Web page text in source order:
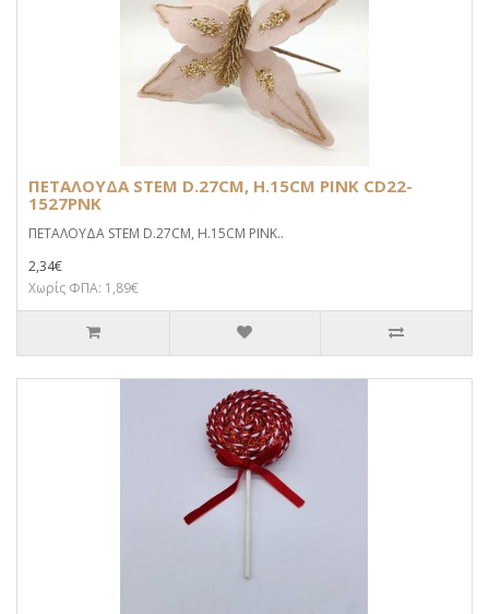
ΠΕΤΑΛΟΥΔΑ STEM D.27CM, H.15CM PINK CD22-
1527PNK
ΠΕΤΑΛΟΥΔΑ STEM D.27CM, H.15CM PINK..
2,34€
Χωρίς ΦΠΑ: 1,89€